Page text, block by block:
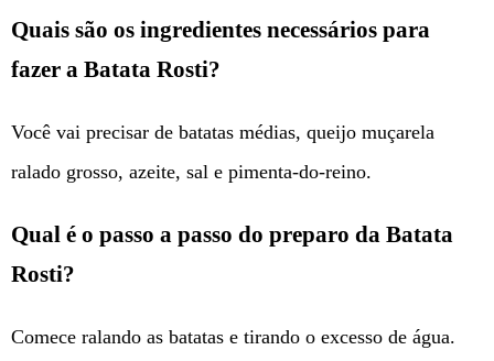
Quais são os ingredientes necessários para
fazer a Batata Rosti?
Você vai precisar de batatas médias, queijo muçarela
ralado grosso, azeite, sal e pimenta-do-reino.
Qual é o passo a passo do preparo da Batata
Rosti?
Comece ralando as batatas e tirando o excesso de água.